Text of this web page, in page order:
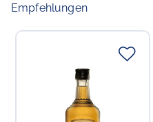
Empfehlungen